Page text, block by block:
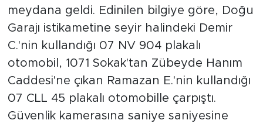
meydana geldi. Edinilen bilgiye göre, Doğu
Garajı istikametine seyir halindeki Demir
C.'nin kullandığı 07 NV 904 plakalı
otomobil, 1071 Sokak'tan Zübeyde Hanım
Caddesi'ne çıkan Ramazan E.'nin kullandığı
07 CLL 45 plakalı otomobille çarpıştı.
Güvenlik kamerasına saniye saniyesine